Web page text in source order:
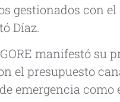
gestionados con
Díaz.
manifestó su
el presupuesto
emergencia como